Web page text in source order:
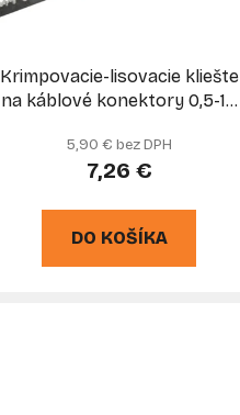
Krimpovacie-lisovacie kliešte
na káblové konektory 0,5-16
5,90 € bez DPH
7,26 €
DO KOŠÍKA